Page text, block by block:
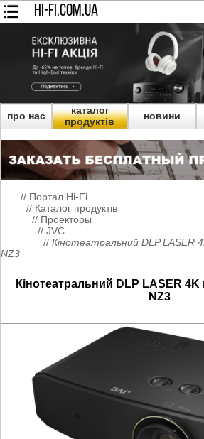
HI-FI.COM.UA
про нас
каталог
продуктів
новини
// Портал Hi-Fi
// Каталог продуктів
// Проекторы
// JVC
// Кінотеатральний DLP LASER
NZ3
Кінотеатральний DLP LASER
NZ3